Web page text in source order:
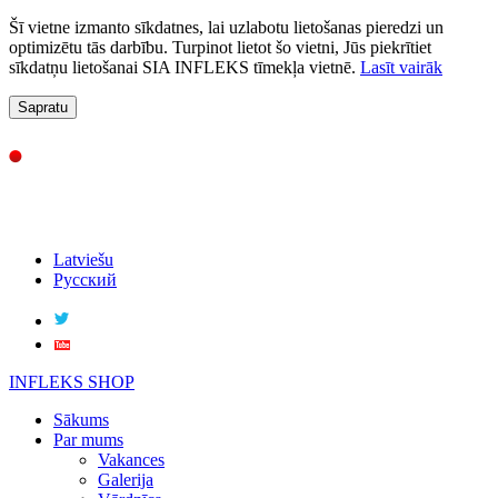
Šī vietne izmanto sīkdatnes, lai uzlabotu lietošanas pieredzi un
optimizētu tās darbību. Turpinot lietot šo vietni, Jūs piekrītiet
sīkdatņu lietošanai SIA INFLEKS tīmekļa vietnē. Lasīt vairāk
Sapratu
Latviešu
Русский
INFLEKS SHOP
Sākums
Par mums
Vakances
Galerija